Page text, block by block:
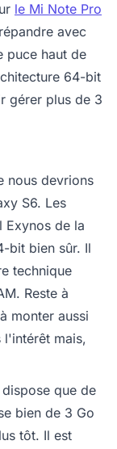
le Mi Note Pro
avec
puce haut de
64-bit
gérer plus de 3
nous devrions
S6. Les
Exynos de la
bit bien sûr. Il
technique
Reste à
monter aussi
l'intérêt mais,
que de
bien de 3 Go
tôt. Il est